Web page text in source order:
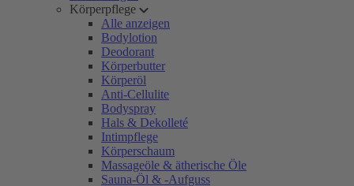
Körperpflege
Alle anzeigen
Bodylotion
Deodorant
Körperbutter
Körperöl
Anti-Cellulite
Bodyspray
Hals & Dekolleté
Intimpflege
Körperschaum
Massageöle & ätherische Öle
Sauna-Öl & -Aufguss